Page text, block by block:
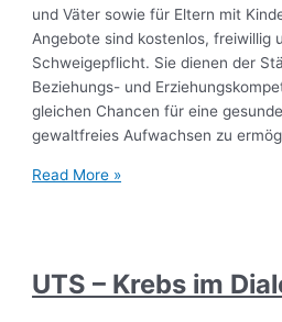
und Väter sowie für Eltern mit
Angebote sind kostenlos, freiwillig
Schweigepflicht. Sie dienen der
Beziehungs- und
gleichen Chancen für eine
gewaltfreies Aufwachsen zu
Read More »
UTS – Krebs im